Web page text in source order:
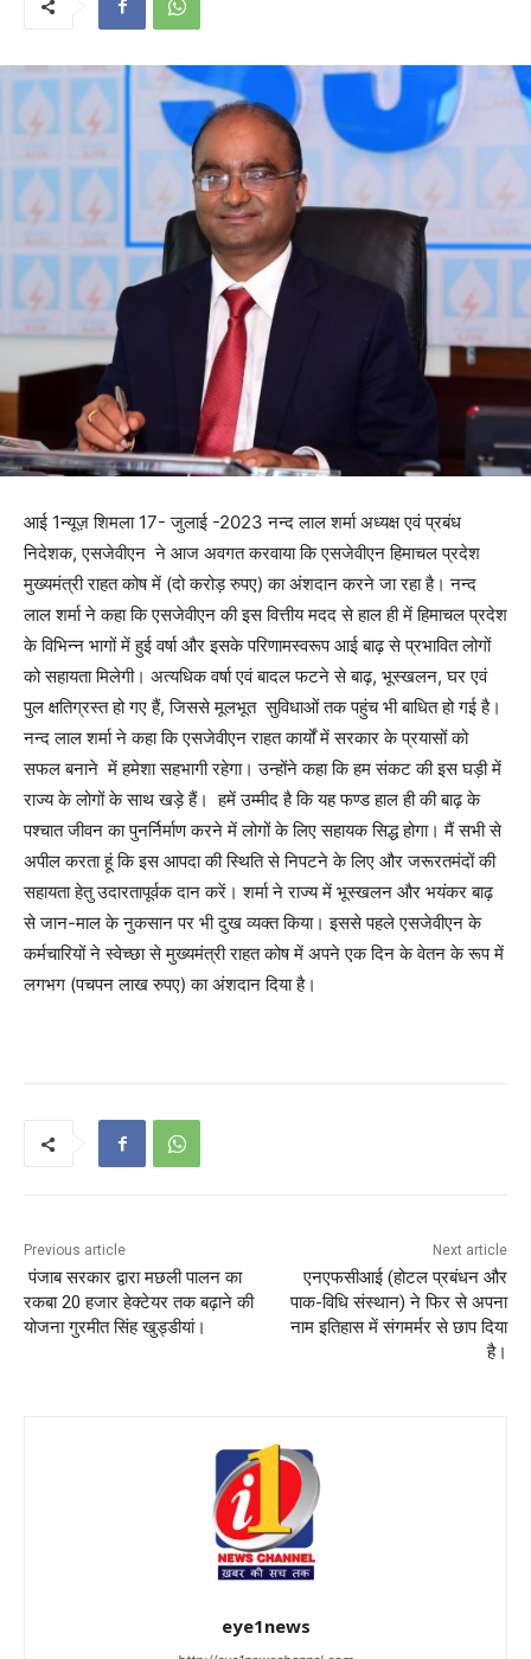
आई 1न्यूज़ शिमला 17- जुलाई -2023 नन्‍द लाल शर्मा अध्यक्ष एवं प्रबंध
निदेशक, एसजेवीएन ने आज अवगत करवाया कि एसजेवीएन हिमाचल प्रदेश
मुख्यमंत्री राहत कोष में (दो करोड़ रुपए) का अंशदान करने जा रहा है। नन्‍द
लाल शर्मा ने कहा कि एसजेवीएन की इस वित्तीय मदद से हाल ही में हिमाचल प्रदेश
के विभिन्न भागों में हुई वर्षा और इसके परिणामस्वरूप आई बाढ़ से प्रभावित लोगों
को सहायता मिलेगी। अत्यधिक वर्षा एवं बादल फटने से बाढ़, भूस्खलन, घर एवं
पुल क्षतिग्रस्त हो गए हैं, जिससे मूलभूत सुविधाओं तक पहुंच भी बाधित हो गई है।
नन्‍द लाल शर्मा ने कहा कि एसजेवीएन राहत कार्यों में सरकार के प्रयासों को
सफल बनाने में हमेशा सहभागी रहेगा। उन्‍होंने कहा कि हम संकट की इस घड़ी में
राज्य के लोगों के साथ खड़े हैं। हमें उम्मीद है कि यह फण्‍ड हाल ही की बाढ़ के
पश्‍चात जीवन का पुनर्निर्माण करने में लोगों के लिए सहायक सिद्ध होगा। मैं सभी से
अपील करता हूं कि इस आपदा की स्थिति से निपटने के लिए और जरूरतमंदों की
सहायता हेतु उदारतापूर्वक दान करें। शर्मा ने राज्य में भूस्खलन और भयंकर बाढ़
से जान-माल के नुकसान पर भी दुख व्यक्त किया। इससे पहले एसजेवीएन के
कर्मचारियों ने स्वेच्छा से मुख्यमंत्री राहत कोष में अपने एक दिन के वेतन के रूप में
लगभग (पचपन लाख रुपए) का अंशदान दिया है।
Previous article
पंजाब सरकार द्वारा मछली पालन का
रकबा 20 हजार हेक्टेयर तक बढ़ाने की
योजना गुरमीत सिंह खुड्डीयां।
Next article
एनएफसीआई (होटल प्रबंधन और
पाक-विधि संस्थान) ने फिर से अपना
नाम इतिहास में संगमर्मर से छाप दिया
है।
eye1news